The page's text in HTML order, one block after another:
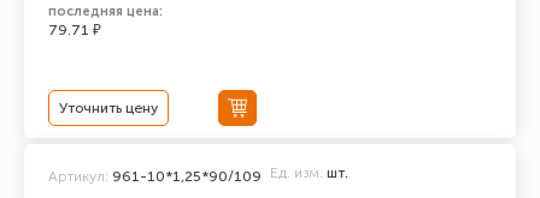
последняя цена:
79.71 ₽
Уточнить цену
Артикул: 961-10*1,25*90/109 Ед. изм. шт.